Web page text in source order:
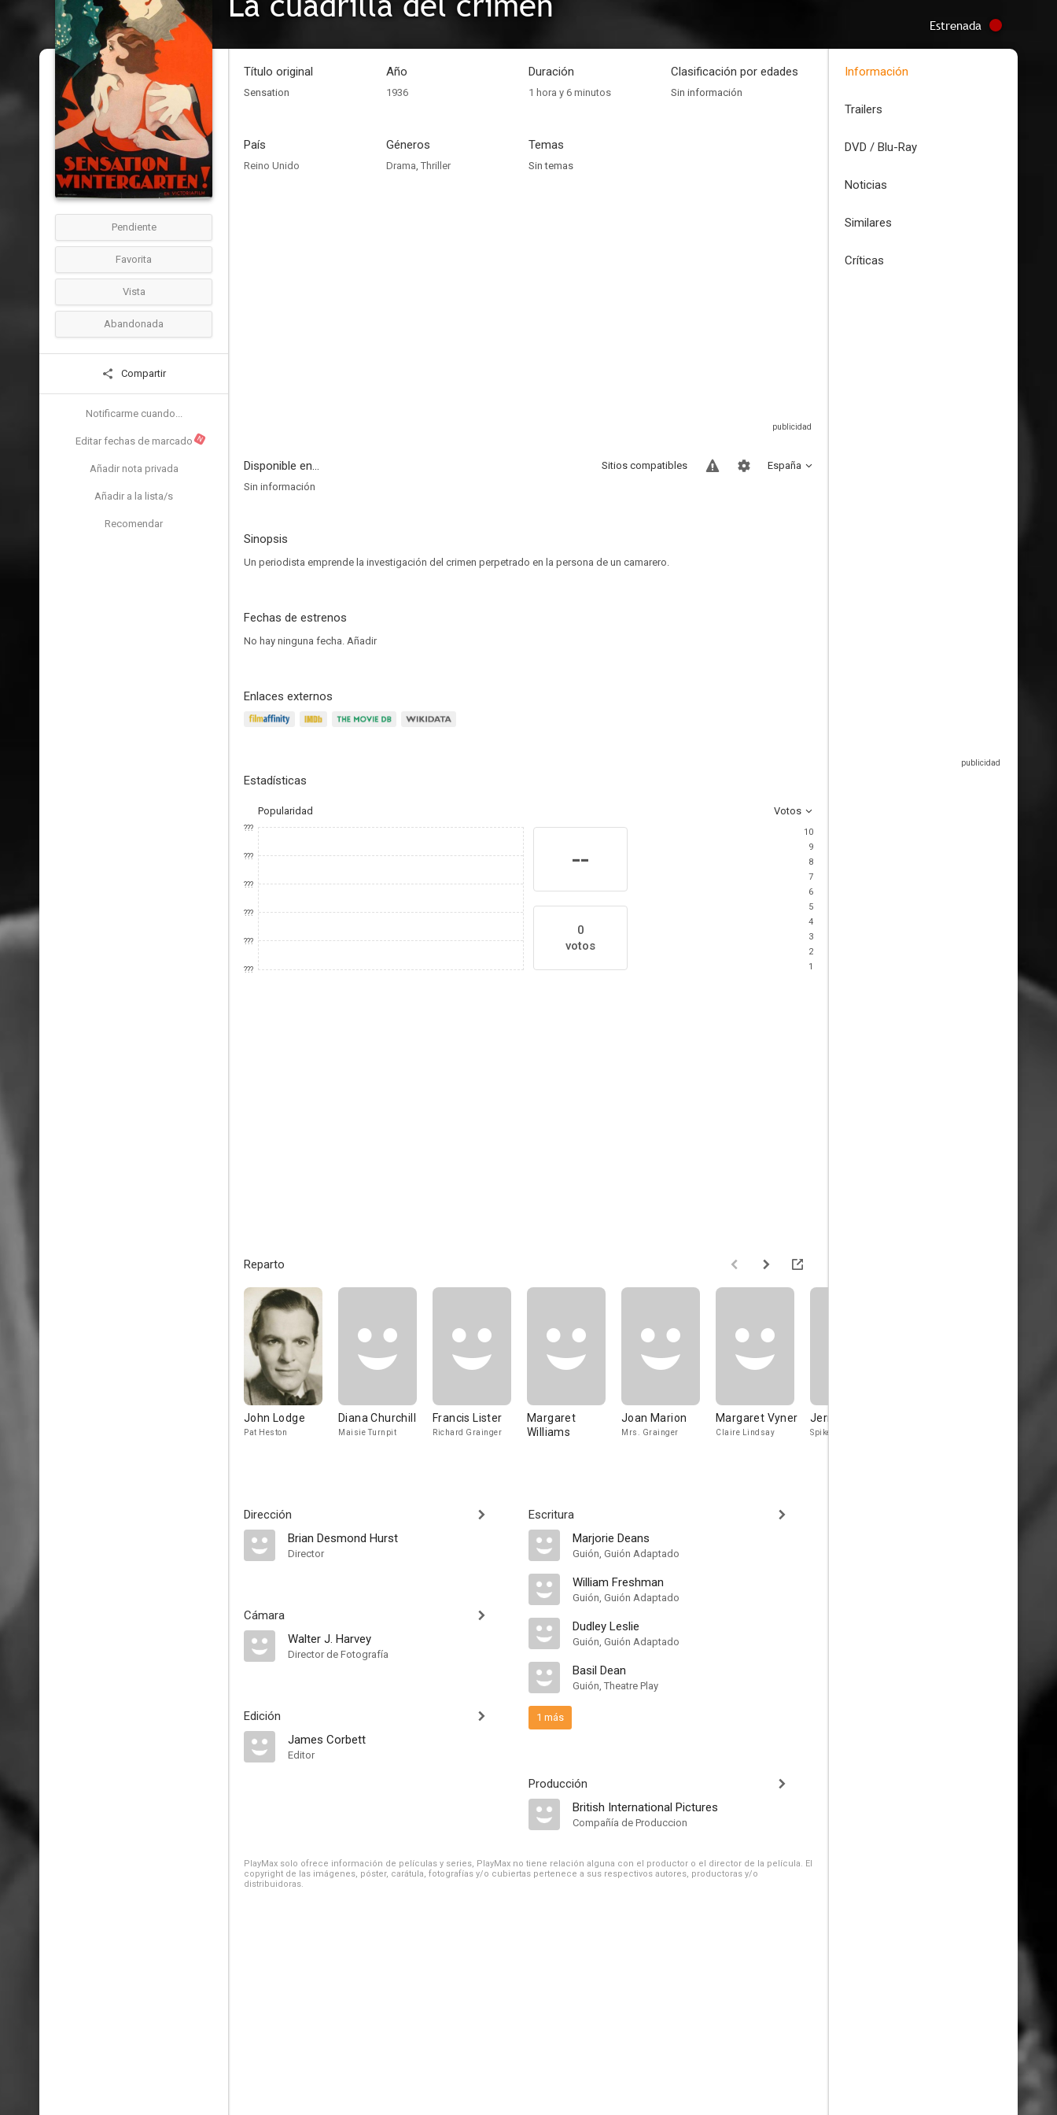
Estrenada
Pendiente
Favorita
Vista
Abandonada
Compartir
Notificarme cuando...
Editar fechas de marcado N
Añadir nota privada
Añadir a la lista/s
Recomendar
Título original
Sensation
Año
1936
Duración
1 hora y 6 minutos
Clasificación por edades
Sin información
País
Reino Unido
Géneros
Drama, Thriller
Temas
Sin temas
Disponible en... España
Sitios compatibles
Sin información
Sinopsis
Un periodista emprende la investigación del crimen perpetrado en la persona de un camarero.
Fechas de estrenos
No hay ninguna fecha. Añadir
Enlaces externos
Estadísticas
Popularidad Votos
???
???
???
???
???
???
--
0
votos
10
9
8
7
6
5
4
3
2
1
Reparto
John Lodge
Pat Heston
Diana Churchill
Maisie Turnpit
Francis Lister
Richard Grainger
Margaret
Williams
Joan Marion
Mrs. Grainger
Margaret Vyner
Claire Lindsay
Jerry Verno
Spikey
Dirección
Brian Desmond Hurst
Director
Cámara
Walter J. Harvey
Director de Fotografía
Edición
James Corbett
Editor
Escritura
Marjorie Deans
Guión, Guión Adaptado
William Freshman
Guión, Guión Adaptado
Dudley Leslie
Guión, Guión Adaptado
Basil Dean
Guión, Theatre Play
1 más
Producción
British International Pictures
Compañía de Produccion
PlayMax solo ofrece información de películas y series, PlayMax no tiene relación alguna con el productor o el director de la película. El
copyright de las imágenes, póster, carátula, fotografías y/o cubiertas pertenece a sus respectivos autores, productoras y/o
distribuidoras.
Información
Trailers
DVD / Blu-Ray
Noticias
Similares
Críticas